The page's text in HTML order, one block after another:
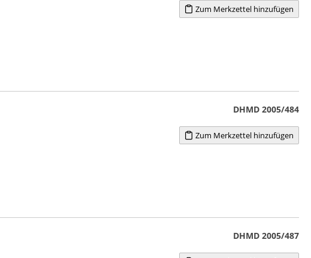
Zum Merkzettel hinzufügen
DHMD 2005/484
Zum Merkzettel hinzufügen
DHMD 2005/487